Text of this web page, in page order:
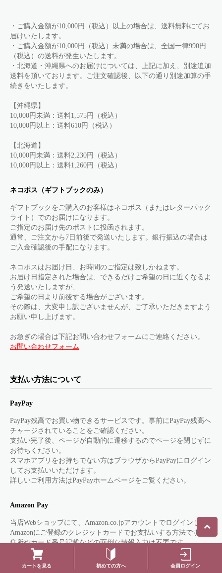
・ご購入金額が10,000円（税込）以上の場合は、送料無料にてお
届けいたします。
・ご購入金額が10,000円（税込）未満の場合は、全国一律990円
（税込）の送料が発生いたします。
・北海道・沖縄県へのお届けについては、上記に加え、別途追加
送料を頂いております。ご注文確認後、以下の通り別途加算の手
続きをいたします。
【沖縄県】
10,000円未満：送料1,575円（税込）
10,000円以上：送料610円（税込）
【北海道】
10,000円未満：送料2,230円（税込）
10,000円以上：送料1,260円（税込）
ネコポス（ギフトブックのみ）
ギフトブックをご購入のお客様はネコポス（またはレターパック
ライト）でのお届けになります。
ご指定のお届け先のポストに投函されます。
通常、ご注文から7日前後で発送いたします。銀行振込の場合は
ご入金確認後の手配になります。
ネコポスはお届け日、お時間のご指定は致しかねます。
お届け日指定された場合は、できるだけご希望の日に近くなるよ
う発送いたしますが、
ご希望の日より前後する場合がございます。
その際は、大変申し訳ございませんが、ご了承いただきますよう
お願い申し上げます。
お急ぎの場合は下記お問い合わせフォームにご連絡ください。
お問い合わせフォーム
支払い方法について
PayPay
PayPay残高でお買い物できるサービスです。事前にPayPay残高へ
チャージされていることをご確認ください。
支払い完了後、ページが自動的に遷移するのでページを閉じずに
お待ちください。
スマホアプリをお持ちでない方はブラウザからPayPayにログイン
してお支払いいただけます。
詳しいご利用方法はPayPayホームページをご覧ください。
Amazon Pay
当店Webショップにて、Amazon.co.jpアカウントでログインし、
Amazonにご登録のクレジットカードでお支払いする方法です。
住所やカード番号記載などの面倒な情報入力は不要です。
クレジットカード決済
カートを見る 初めての方へ 会員ログイン